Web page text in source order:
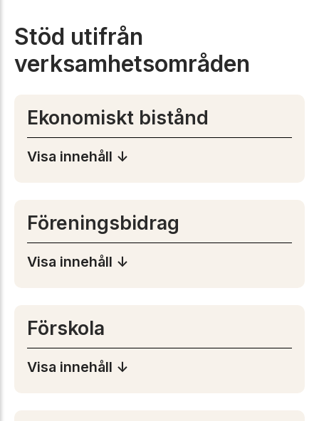
Stöd utifrån
verksamhetsområden
Ekonomiskt bistånd
Visa innehåll ↓
Föreningsbidrag
Visa innehåll ↓
Förskola
Visa innehåll ↓